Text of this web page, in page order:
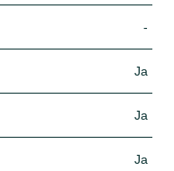
-
Ja
Ja
Ja